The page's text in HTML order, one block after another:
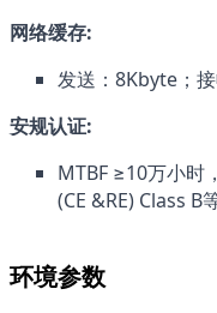
网络缓存:
发送：8Kbyte；接
安规认证:
MTBF ≥10万小时
(CE &RE) Class B
环境参数